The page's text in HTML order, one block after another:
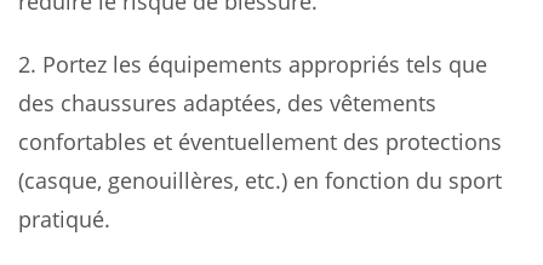
2. Portez les équipements appropriés tels que
des chaussures adaptées, des vêtements
confortables et éventuellement des protections
(casque, genouillères, etc.) en fonction du sport
pratiqué.